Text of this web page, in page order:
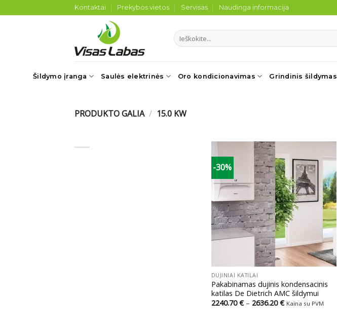
to
Kontaktai Prekybos vietos Servisas Naudinga informacija
Ieškoti:
Šildymo įranga Saulės elektrinės Oro kondicionavimas Grindinis šildymas
PRODUKTO GALIA / 15.0 KW
-30%
DUJINIAI KATILAI
Pakabinamas dujinis kondensacinis
katilas De Dietrich AMC šildymui
2240.70€ – 2636.20€Price
Kaina su PVM